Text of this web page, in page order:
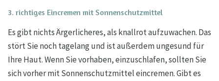
3. richtiges Eincremen mit Sonnenschutzmittel
Es gibt nichts Ärgerlicheres, als knallrot aufzuwachen. Das
stört Sie noch tagelang und ist außerdem ungesund für
Ihre Haut. Wenn Sie vorhaben, einzuschlafen, sollten Sie
sich vorher mit Sonnenschutzmittel eincremen. Gibt es